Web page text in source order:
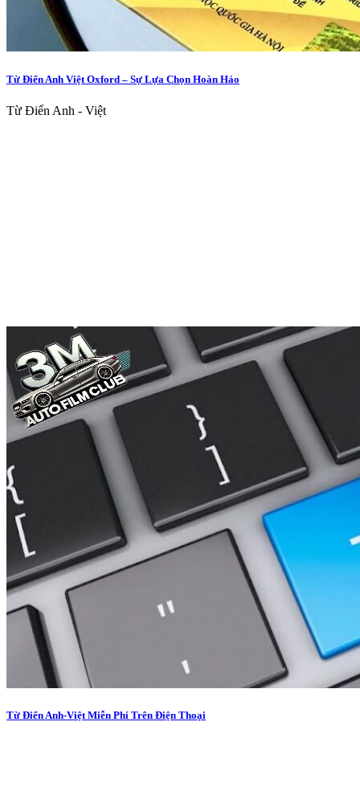
Từ Điển Anh Việt Oxford – Sự Lựa Chọn Hoàn Hảo
Từ Điển Anh - Việt
Từ Điển Anh-Việt Miễn Phí Trên Điện Thoại